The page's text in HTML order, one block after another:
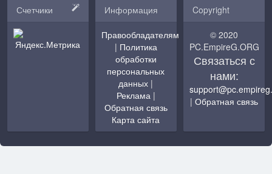
Счетчики Информация
Правообладателям
| Политика
обработки
персональных
данных |
Реклама|
Обратная связь
Карта сайта
Copyright
© 2020
PC.EmpireG.ORG
Связаться с
нами:
|Обратная связь